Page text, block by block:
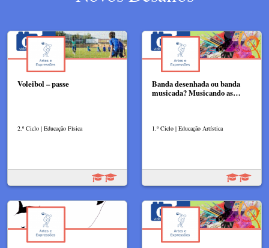
Voleibol – passe
2.º Ciclo | Educação Física
Banda desenhada ou banda
musicada? Musicando as…
1.º Ciclo | Educação Artística